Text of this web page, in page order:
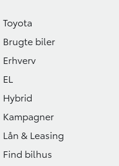
Toyota
Brugte biler
Erhverv
EL
Hybrid
Kampagner
Lån & Leasing
Find bilhus